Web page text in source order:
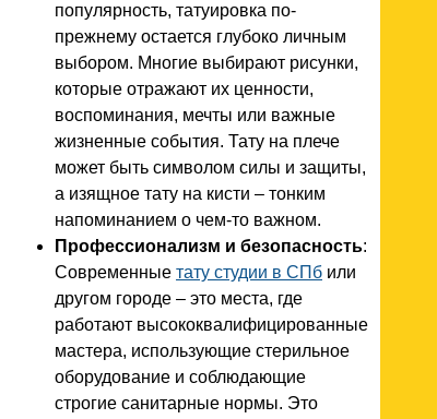
популярность, татуировка по-
прежнему остается глубоко личным
выбором. Многие выбирают рисунки,
которые отражают их ценности,
воспоминания, мечты или важные
жизненные события. Тату на плече
может быть символом силы и защиты,
а изящное тату на кисти – тонким
напоминанием о чем-то важном.
Профессионализм и безопасность:
Современные тату студии в СПб или
другом городе – это места, где
работают высококвалифицированные
мастера, использующие стерильное
оборудование и соблюдающие
строгие санитарные нормы. Это